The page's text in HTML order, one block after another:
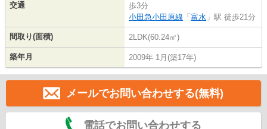
交通
歩3分
小田急小田原線 「 富水 」駅 徒歩21分
間取り(面積) 2LDK(60.24㎡)
築年月 2009年 1月(築17年)
メールでお問い合わせする(無料)
電話でお問い合わせする